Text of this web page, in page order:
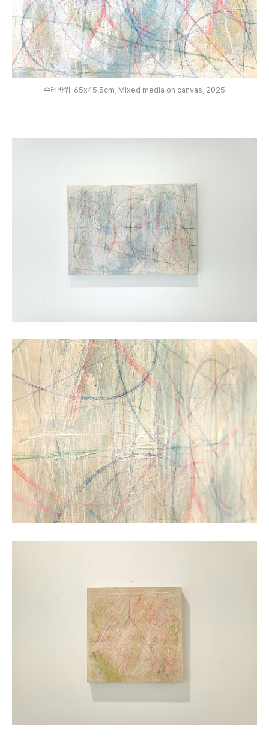
수레바퀴, 65x45.5cm, Mixed media on canvas, 2025